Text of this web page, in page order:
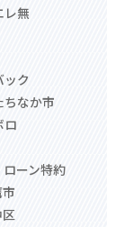
レ無
ック
ちなか市
ロ
ローン特約